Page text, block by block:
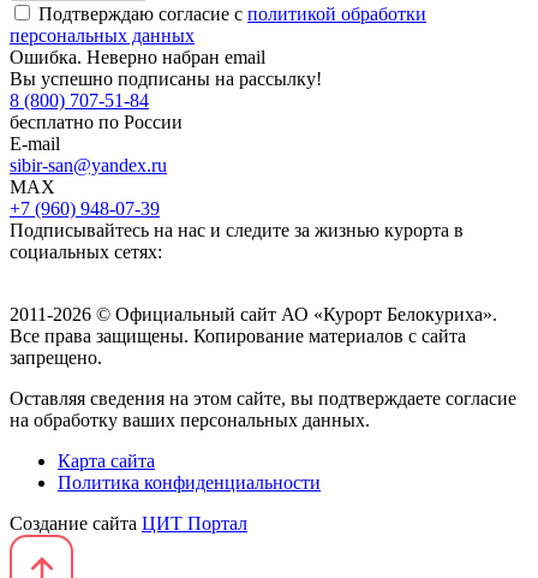
Подтверждаю согласие с политикой обработки
персональных данных
Ошибка. Неверно набран email
Вы успешно подписаны на рассылку!
8 (800) 707-51-84
бесплатно по России
E-mail
sibir-san@yandex.ru
MAX
+7 (960) 948-07-39
Подписывайтесь на нас и следите за жизнью курорта в
социальных сетях:
2011-2026 © Официальный сайт АО «Курорт Белокуриха».
Все права защищены. Копирование материалов с сайта
запрещено.
Оставляя сведения на этом сайте, вы подтверждаете согласие
на обработку ваших персональных данных.
Карта сайта
Политика конфиденциальности
Создание сайта ЦИТ Портал